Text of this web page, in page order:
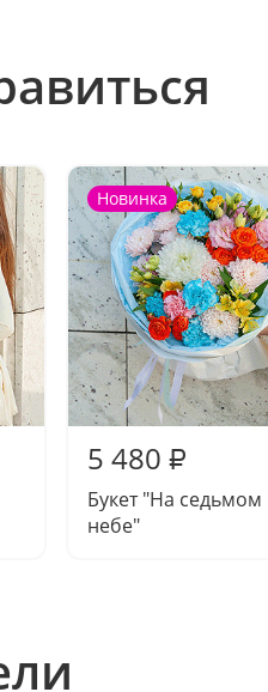
Новинка
5 480 ₽
Букет "На седьмом
небе"